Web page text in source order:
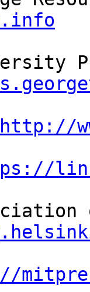
http://